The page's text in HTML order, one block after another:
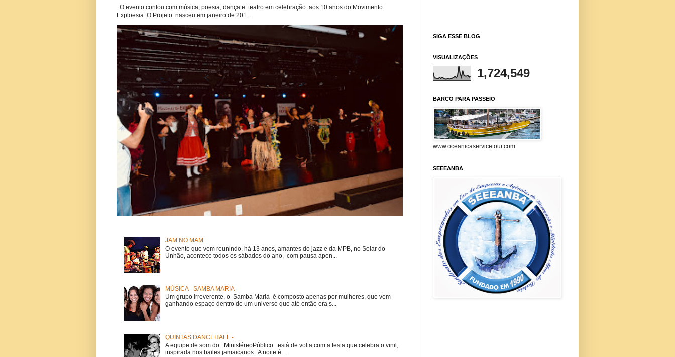
O evento contou com música, poesia, dança e teatro em celebração aos 10 anos do Movimento
Exploesia. O Projeto nasceu em janeiro de 201...
JAM NO MAM
O evento que vem reunindo, há 13 anos, amantes do jazz e da MPB, no Solar do
Unhão, acontece todos os sábados do ano, com pausa apen...
MÚSICA - SAMBA MARIA
Um grupo irreverente, o Samba Maria é composto apenas por mulheres, que vem
ganhando espaço dentro de um universo que até então era s...
QUINTAS DANCEHALL -
A equipe de som do MinistéreoPúblico está de volta com a festa que celebra o vinil,
inspirada nos bailes jamaicanos. A noite é ...
SIGA ESSE BLOG
VISUALIZAÇÕES
1,724,549
BARCO PARA PASSEIO
www.oceanicaservicetour.com
SEEEANBA